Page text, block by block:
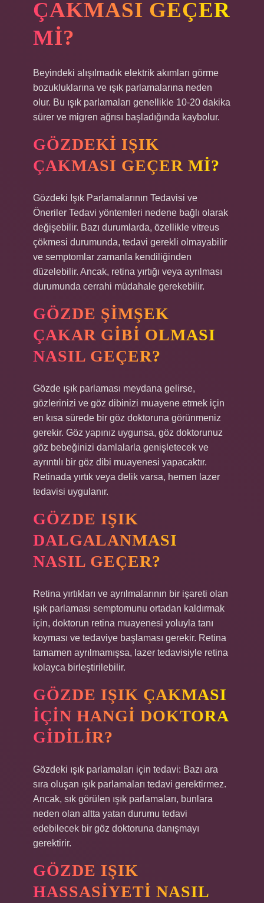
ÇAKMASI GEÇER
MI?
Beyindeki alışılmadık elektrik akımları görme
bozukluklarına ve ışık parlamalarına neden
olur. Bu ışık parlamaları genellikle 10-20 dakika
sürer ve migren ağrısı başladığında kaybolur.
GÖZDEKI IŞIK
ÇAKMASI GEÇER MI?
Gözdeki Işık Parlamalarının Tedavisi ve
Öneriler Tedavi yöntemleri nedene bağlı olarak
değişebilir. Bazı durumlarda, özellikle vitreus
çökmesi durumunda, tedavi gerekli olmayabilir
ve semptomlar zamanla kendiliğinden
düzelebilir. Ancak, retina yırtığı veya ayrılması
durumunda cerrahi müdahale gerekebilir.
GÖZDE ŞIMŞEK
ÇAKAR GIBI OLMASI
NASIL GEÇER?
Gözde ışık parlaması meydana gelirse,
gözlerinizi ve göz dibinizi muayene etmek için
en kısa sürede bir göz doktoruna görünmeniz
gerekir. Göz yapınız uygunsa, göz doktorunuz
göz bebeğinizi damlalarla genişletecek ve
ayrıntılı bir göz dibi muayenesi yapacaktır.
Retinada yırtık veya delik varsa, hemen lazer
tedavisi uygulanır.
GÖZDE IŞIK
DALGALANMASI
NASIL GEÇER?
Retina yırtıkları ve ayrılmalarının bir işareti olan
ışık parlaması semptomunu ortadan kaldırmak
için, doktorun retina muayenesi yoluyla tanı
koyması ve tedaviye başlaması gerekir. Retina
tamamen ayrılmamışsa, lazer tedavisiyle retina
kolayca birleştirilebilir.
GÖZDE IŞIK ÇAKMASI
IÇIN HANGI DOKTORA
GIDILIR?
Gözdeki ışık parlamaları için tedavi: Bazı ara
sıra oluşan ışık parlamaları tedavi gerektirmez.
Ancak, sık görülen ışık parlamaları, bunlara
neden olan altta yatan durumu tedavi
edebilecek bir göz doktoruna danışmayı
gerektirir.
GÖZDE IŞIK
HASSASIYETI NASIL